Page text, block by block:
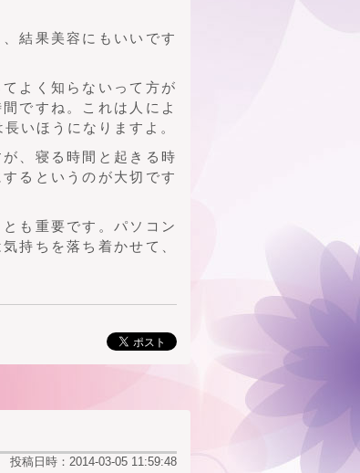
結果美容にもいいです
よく知らないって方が
ですね。これは人によ
いほうになりますよ。
、寝る時間と起きる時
るというのが大切です
も重要です。パソコン
持ちを落ち着かせて、
投稿日時：2014-03-05 11:59:48